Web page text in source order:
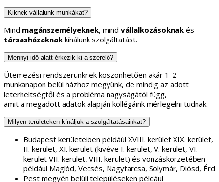
Kiknek vállalunk munkákat?
Mind magánszemélyeknek, mind vállalkozásoknak és
társasházaknak kínálunk szolgáltatást.
Mennyi idő alatt érkezik ki a szerelő?
Ütemezési rendszerünknek köszönhetően akár 1-2
munkanapon belül házhoz megyünk, de mindig az adott
leterheltségtől és a probléma nagyságától függ,
amit a megadott adatok alapján kollégáink mérlegelni tudnak.
Milyen területeken kínáljuk a szolgáltatásainkat?
Budapest kerületeiben példáúl XVIII. kerület XIX. kerület,
II. kerület, XI. kerület (kivéve I. kerület, V. kerület, VI.
kerület VII. kerület, VIII. kerület) és vonzáskörzetében
példáúl Maglód, Vecsés, Nagytarcsa, Solymár, Diósd, Érd
Pest megyén belüli településeken például